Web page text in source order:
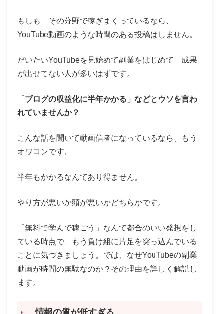
もしも その分野で稼ぎまくっているなら、
YouTube動画のような時間のある投稿はしません。
だいたいYouTubeを見始めて副業をはじめて 成果
が出せてない人が多いはずです。
「ブログの収益化に半年かかる」などとウソを言わ
れていませんか？
こんな話を聞いて動画信者になっているなら、もう
オワコンです。
半年もかかるなんてあり得ません。
やり方が悪いか頭が悪いかどちらかです。
「無料で学んで稼ごう」なんて都合のいい発想をし
ている時点で、もう負け組に片足を突っ込んでいる
ことに気づきましょう。では、なぜYouTubeの副業
動画が時間の無駄なのか？その理由を詳しく解説し
ます。
情報の質が低すぎる